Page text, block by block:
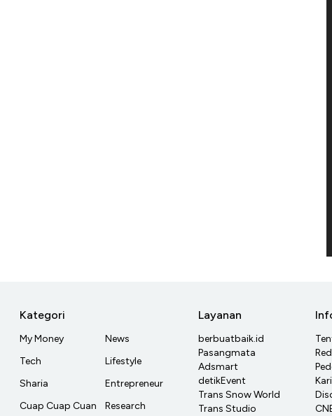
Kategori
My Money
Tech
Sharia
Cuap Cuap Cuan
News
Lifestyle
Entrepreneur
Research
Layanan
berbuatbaik.id
Pasangmata
Adsmart
detikEvent
Trans Snow World
Trans Studio